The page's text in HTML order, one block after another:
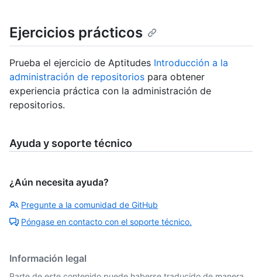
Ejercicios prácticos
Prueba el ejercicio de Aptitudes Introducción a la
administración de repositorios para obtener
experiencia práctica con la administración de
repositorios.
Ayuda y soporte técnico
¿Aún necesita ayuda?
Pregunte a la comunidad de GitHub
Póngase en contacto con el soporte técnico.
Información legal